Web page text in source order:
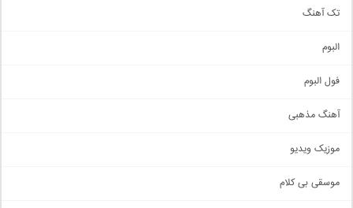
تک آهنگ
اجتماعی
حماسی
سنتی
اهنگ بندرعباسی
البوم
فول البوم
آهنگ مذهبی
موزیک ویدیو
موسقی بی کلام